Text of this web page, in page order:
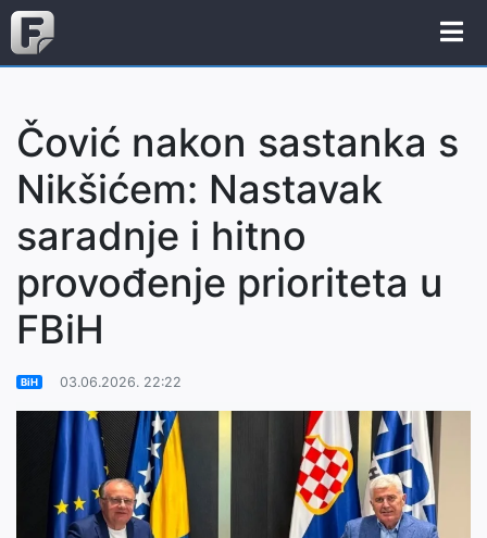
Čović nakon sastanka s
Nikšićem: Nastavak
saradnje i hitno
provođenje prioriteta u
FBiH
BiH 03.06.2026. 22:22